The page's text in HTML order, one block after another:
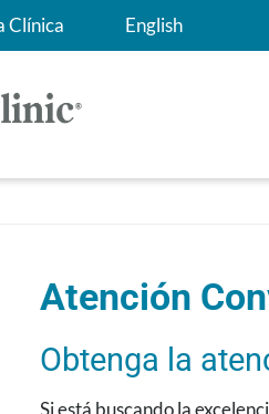
Clínica English
Atención
Obtenga la
Si está buscando la